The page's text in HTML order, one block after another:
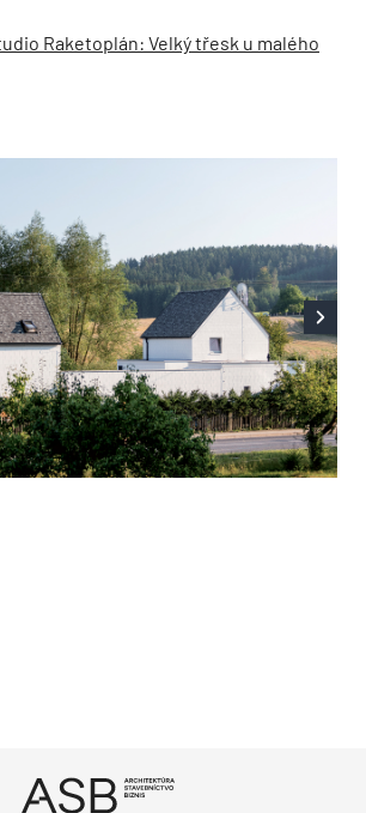
Raketoplán: Velký třesk u malého